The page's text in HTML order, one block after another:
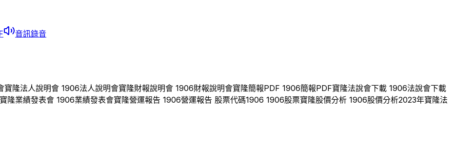
音訊錄音
寶隆法人說明會 1906法人說明會寶隆財報說明會 1906財報說明會寶隆簡報PDF 1906簡報PDF寶隆法說會下載 1906法說會下載
寶隆業績發表會 1906業績發表會寶隆營運報告 1906營運報告 股票代碼1906 1906股票寶隆股價分析 1906股價分析2023年寶隆法